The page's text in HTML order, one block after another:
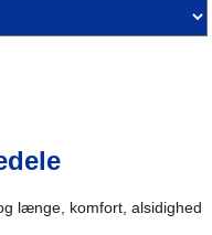
længe, komfort, alsidighed